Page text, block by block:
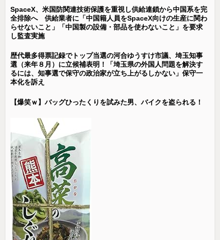
SpaceX、米国防関連技術保護を重視し供給連鎖から中国系を完
全排除へ 供給業者に「中国籍人員をSpaceX向けの生産に関わ
らせないこと」「中国製の設備・部品を使わないこと」を要求
し監査実施
歴代最多得票記録でトップ当選の河合ゆうすけ市議、埼玉知事
選（来年８月）に立候補表明！「埼玉県の外国人問題を解決す
るには、知事選で保守の政治家が立ち上がるしかない」保守一
本化を訴え
【爆笑ｗ】バッグひったくりを試みた男、バイクを盗られる！